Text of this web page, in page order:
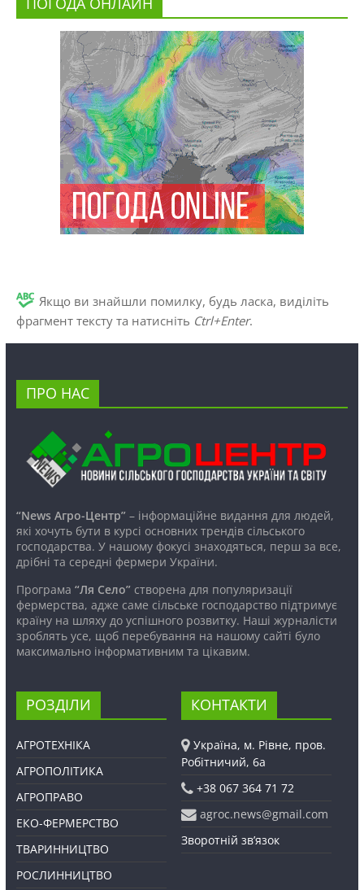
Якщо ви знайшли помилку, будь ласка, виділіть
фрагмент тексту та натисніть Ctrl+Enter.
ПРО НАС
“News Агро-Центр”– інформаційне видання для людей,
які хочуть бути в курсі основних трендів сільського
господарства. У нашому фокусі знаходяться, перш за все,
дрібні та середні фермери України.
Програма “Ля Село”створена для популяризації
фермерства, адже саме сільське господарство підтримує
країну на шляху до успішного розвитку. Наші журналісти
зроблять усе, щоб перебування на нашому сайті було
максимально інформативним та цікавим.
РОЗДІЛИ
АГРОТЕХНІКА
АГРОПОЛІТИКА
АГРОПРАВО
ЕКО-ФЕРМЕРСТВО
ТВАРИННИЦТВО
РОСЛИННИЦТВО
КОНТАКТИ
Україна, м. Рівне, пров.
Робітничий, 6а
+38 067 364 71 72
agroc.news@gmail.com
Зворотній зв’язок